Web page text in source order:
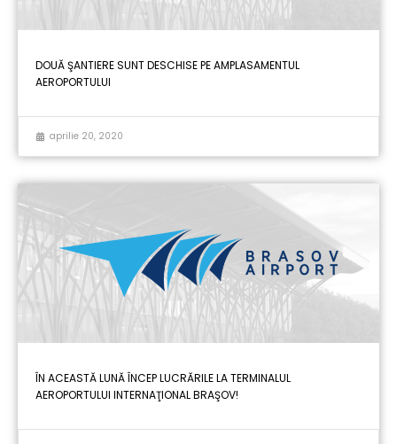
DOUĂ ŞANTIERE SUNT DESCHISE PE AMPLASAMENTUL
AEROPORTULUI
aprilie 20, 2020
ÎN ACEASTĂ LUNĂ ÎNCEP LUCRĂRILE LA TERMINALUL
AEROPORTULUI INTERNAŢIONAL BRAŞOV!